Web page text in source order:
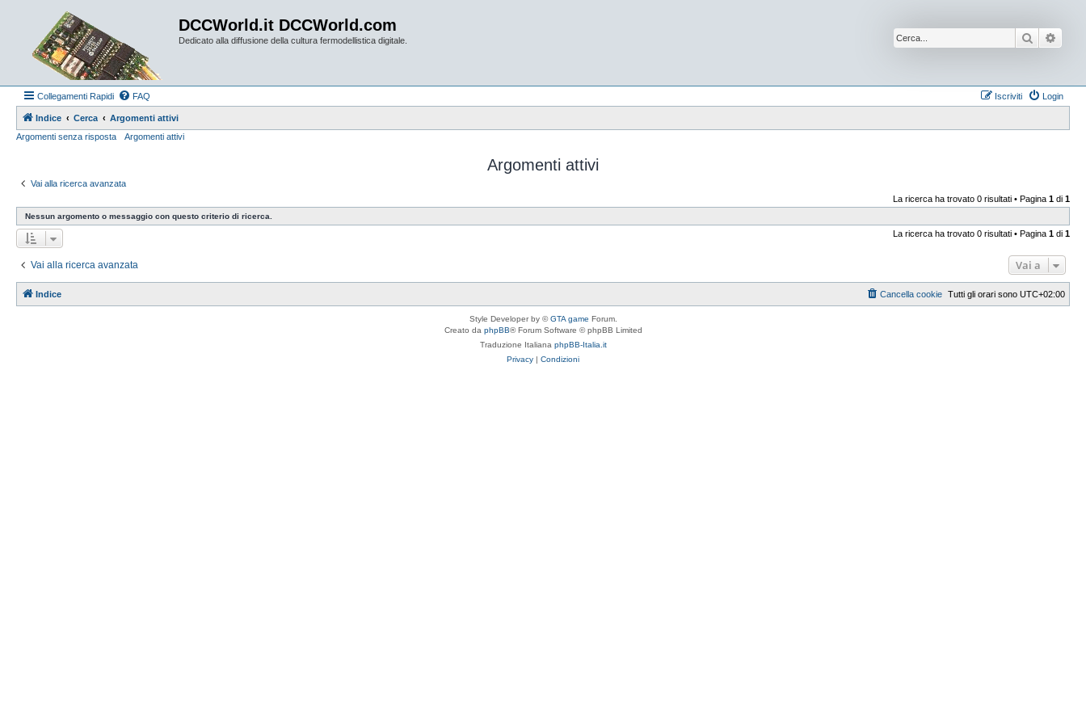
DCCWorld.it DCCWorld.com
Dedicato alla diffusione della cultura fermodellistica digitale. Cerca
Collegamenti Rapidi FAQ Login
Iscriviti
Indice Cerca
Argomenti attivi
Argomenti senza risposta
Argomenti attivi
Argomenti attivi
Vai alla ricerca avanzata
La ricerca ha trovato 0 risultati • Pagina 1 di 1
Nessun argomento o messaggio con questo criterio di ricerca.
La ricerca ha trovato 0 risultati • Pagina 1 di 1
Vai alla ricerca avanzata Vai a
Indice Tutti gli orari sono UTC+02:00
Cancella cookie
Style Developer by ©GTA game Forum.
Creato da phpBB® Forum Software © phpBB Limited
Traduzione Italiana phpBB-Italia.it
Privacy | Condizioni